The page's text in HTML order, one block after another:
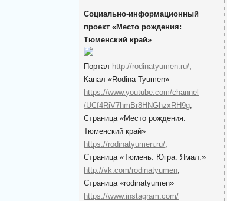
Социально-информационный
проект «Место рождения:
Тюменский край»
Портал http://rodinatyumen.ru/
Канал «Rodina Tyumen»
https://www.youtube.com/channel
/UCf4RiV7hmBr8HNGhzxRH9g
Cтраница «Место рождения:
Тюменский край»
https://rodinatyumen.ru/
Cтраница «Тюмень. Югра. Ямал.»
http://vk.com/rodinatyumen
Cтраница «rodinatyumen»
https://www.instagram.com/